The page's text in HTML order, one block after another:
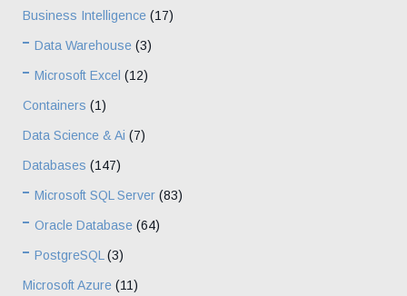
Business Intelligence (17)
Data Warehouse (3)
Microsoft Excel (12)
Containers (1)
Data Science & Ai (7)
Databases (147)
Microsoft SQL Server (83)
Oracle Database (64)
PostgreSQL (3)
Microsoft Azure (11)